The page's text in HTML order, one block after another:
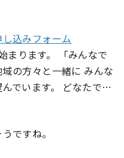
込みフォーム
まります。 「みんなで
の方々と一緒に みんな
でいます。 どなたで…
ですね。